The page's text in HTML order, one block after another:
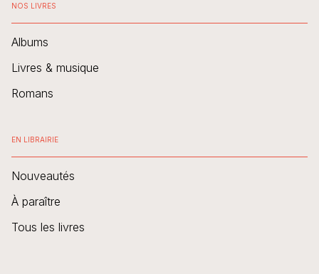
NOS LIVRES
Albums
Livres & musique
Romans
EN LIBRAIRIE
Nouveautés
À paraître
Tous les livres